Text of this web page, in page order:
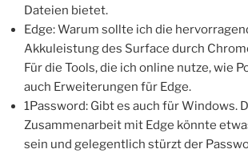
Dateien bietet.
Edge: Warum sollte ich die
Akkuleistung des Surface durch
Für die Tools, die ich online nutze, wie
auch Erweiterungen für Edge.
1Password: Gibt es auch für Windows.
Zusammenarbeit mit Edge könnte
sein und gelegentlich stürzt der